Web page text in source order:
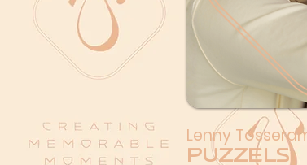
Lenny
Puzzels